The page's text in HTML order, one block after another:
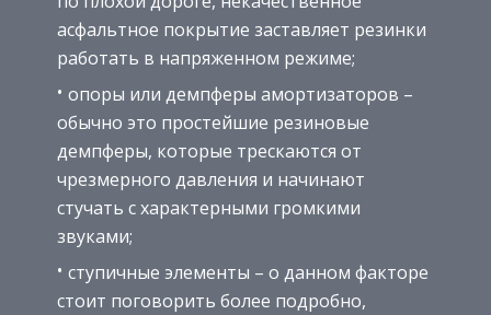
асфальтное покрытие заставляет резинки
работать в напряженном режиме;
опоры или демпферы амортизаторов –
обычно это простейшие резиновые
демпферы, которые трескаются от
чрезмерного давления и начинают
стучать с характерными громкими
звуками;
ступичные элементы – о данном факторе
стоит поговорить более подробно,